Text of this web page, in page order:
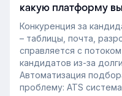
какую платформу
подбора персонала
Конкуренция за
– таблицы, почта,
справляется с
кандидатов из-за
Автоматизация
проблему: ATS